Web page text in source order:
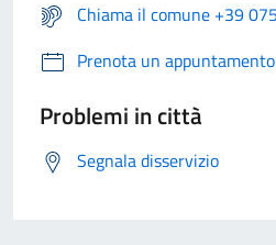
Chiama il comune +39
Prenota un appuntamento
Problemi in città
Segnala disservizio